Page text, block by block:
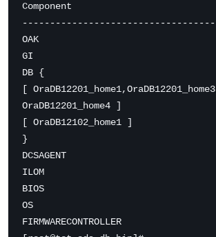
Component
OAK
GI
DB {
[
OraDB12201_home4 ]
[ OraDB12102_home1 ]
}
DCSAGENT
ILOM
BIOS
OS
FIRMWARECONTROLLER